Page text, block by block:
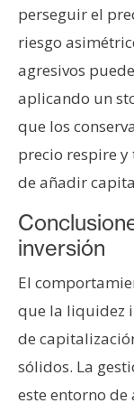
perseguir el
riesgo
agresivos
aplicando un
que los
precio respire y
de añadir
inversión
El
que la liquidez
de
sólidos. La
este entorno